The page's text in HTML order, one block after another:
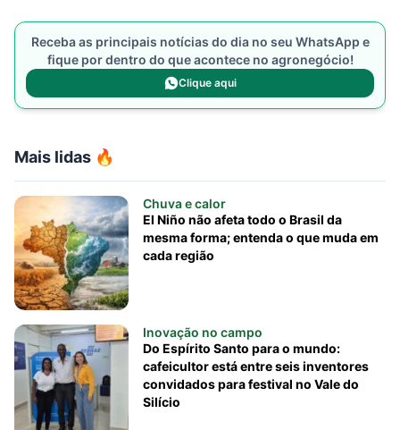
Mais lidas 🔥
Chuva e calor
El Niño não afeta todo o Brasil da
mesma forma; entenda o que muda em
cada região
Inovação no campo
Do Espírito Santo para o mundo:
cafeicultor está entre seis inventores
convidados para festival no Vale do
Silício
Receba as principais notícias do dia no seu WhatsApp e
fique por dentro do que acontece no agronegócio!
Clique aqui